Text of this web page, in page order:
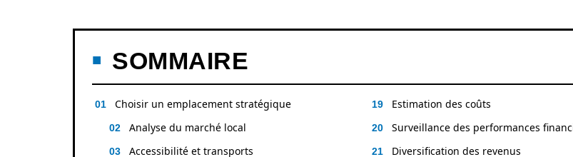
SOMMAIRE
Choisir un emplacement stratégique
Analyse du marché local
Accessibilité et transports
Estimation des coûts
Surveillance des performances
Diversification des revenus